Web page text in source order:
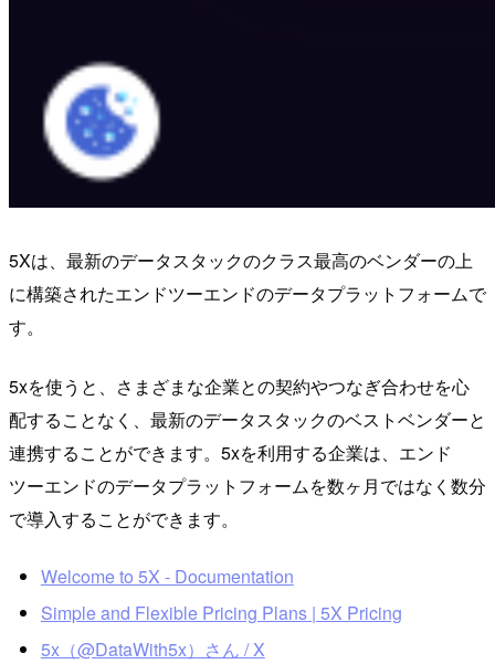
5Xは、最新のデータスタックのクラス最高のベンダーの上
に構築されたエンドツーエンドのデータプラットフォームで
す。
5xを使うと、さまざまな企業との契約やつなぎ合わせを心
配することなく、最新のデータスタックのベストベンダーと
連携することができます。5xを利用する企業は、エンド
ツーエンドのデータプラットフォームを数ヶ月ではなく数分
で導入することができます。
Welcome to 5X - Documentation
Simple and Flexible Pricing Plans | 5X Pricing
5x（@DataWith5x）さん / X